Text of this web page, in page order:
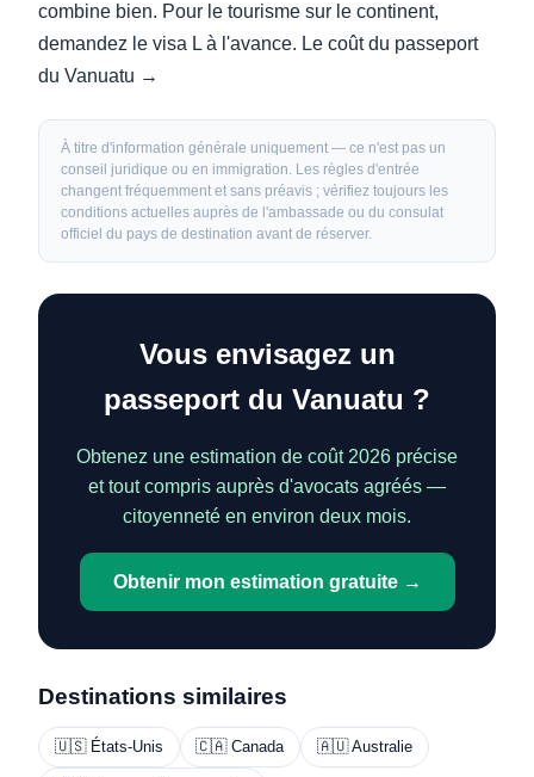
combine bien. Pour le tourisme sur le continent,
demandez le visa L à l'avance. Le coût du passeport
du Vanuatu →
À titre d'information générale uniquement — ce n'est pas un
conseil juridique ou en immigration. Les règles d'entrée
changent fréquemment et sans préavis ; vérifiez toujours les
conditions actuelles auprès de l'ambassade ou du consulat
officiel du pays de destination avant de réserver.
Vous envisagez un
passeport du Vanuatu ?
Obtenez une estimation de coût 2026 précise
et tout compris auprès d'avocats agréés —
citoyenneté en environ deux mois.
Obtenir mon estimation gratuite →
Destinations similaires
🇺🇸 États-Unis 🇨🇦 Canada 🇦🇺 Australie